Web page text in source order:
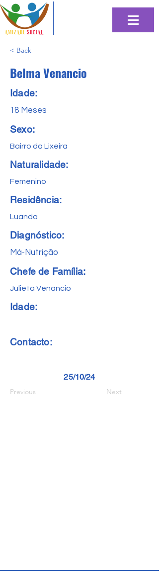
< Back
Belma Venancio
Idade:
18 Meses
Sexo:
Bairro da Lixeira
Naturalidade:
Femenino
Residência:
Luanda
Diagnóstico:
Má-Nutrição
Chefe de Família:
Julieta Venancio
Idade:
Contacto:
25/10/24
Previous Next